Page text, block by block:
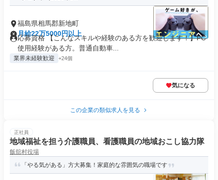
福島県相馬郡新地町
月給22万5000円以上
応募資格 【こんなスキルや経験のある方を歓迎します！】PC
使用経験がある方。普通自動車...
業界未経験歓迎 +24個
気になる
この企業の類似求人を見る
正社員
地域福祉を担う介護職員、看護職員の地域おこし協力隊
飯舘村役場
「やる気がある」方大募集！家庭的な雰囲気の職場です